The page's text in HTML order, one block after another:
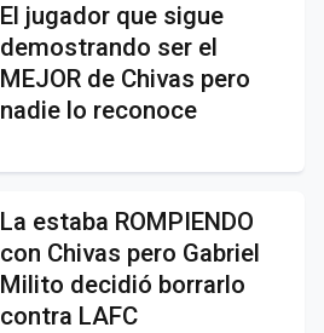
El jugador que sigue
demostrando ser el
MEJOR de Chivas pero
nadie lo reconoce
La estaba ROMPIENDO
con Chivas pero Gabriel
Milito decidió borrarlo
contra LAFC